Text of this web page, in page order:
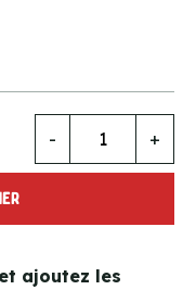
- +
ajoutez les